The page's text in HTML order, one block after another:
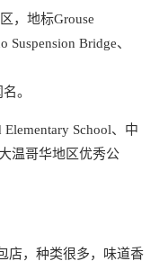
，地标Grouse
Suspension Bridge、
。
School、中
温哥华地区优秀公
店，种类很多，味道香